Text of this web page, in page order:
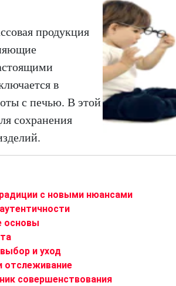
продукция
в
с печью. В этой
сохранения
с новыми нюансами
основы
и уход
отслеживание
совершенствования